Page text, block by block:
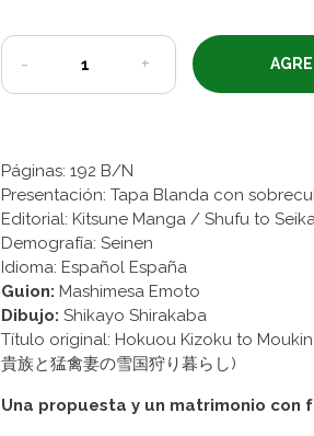
- +
Páginas: 192 B/N
Presentación: Tapa Blanda con
Editorial: Kitsune Manga / Shufu to
Demografía: Seinen
Idioma: Español España
Guion: Mashimesa Emoto
Dibujo: Shikayo Shirakaba
Título original: Hokuou Kizoku to
貴族と猛禽妻の雪国狩り暮らし)
Una propuesta y un matrimonio con